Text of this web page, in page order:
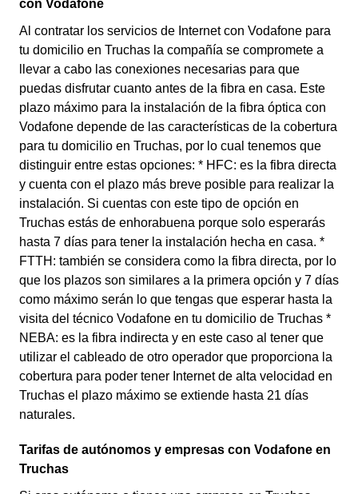
con Vodafone
Al contratar los servicios de Internet con Vodafone para
tu domicilio en Truchas la compañía se compromete a
llevar a cabo las conexiones necesarias para que
puedas disfrutar cuanto antes de la fibra en casa. Este
plazo máximo para la instalación de la fibra óptica con
Vodafone depende de las características de la cobertura
para tu domicilio en Truchas, por lo cual tenemos que
distinguir entre estas opciones: * HFC: es la fibra directa
y cuenta con el plazo más breve posible para realizar la
instalación. Si cuentas con este tipo de opción en
Truchas estás de enhorabuena porque solo esperarás
hasta 7 días para tener la instalación hecha en casa. *
FTTH: también se considera como la fibra directa, por lo
que los plazos son similares a la primera opción y 7 días
como máximo serán lo que tengas que esperar hasta la
visita del técnico Vodafone en tu domicilio de Truchas *
NEBA: es la fibra indirecta y en este caso al tener que
utilizar el cableado de otro operador que proporciona la
cobertura para poder tener Internet de alta velocidad en
Truchas el plazo máximo se extiende hasta 21 días
naturales.
Tarifas de autónomos y empresas con Vodafone en
Truchas